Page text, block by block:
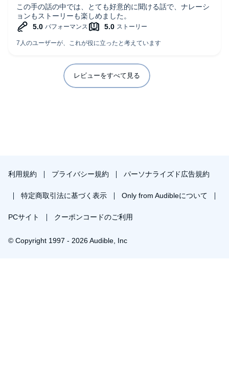
この手の話の中では、とても好意的に聞ける話で、ナレーシ
ョンもストーリーも楽しめました。
レビューをすべて見る
利用規約 プライバシー規約 パーソナライズド広告規約
特定商取引法に基づく表示 Only from Audibleについて
PCサイト クーポンコードのご利用
© Copyright 1997 - 2026 Audible, Inc